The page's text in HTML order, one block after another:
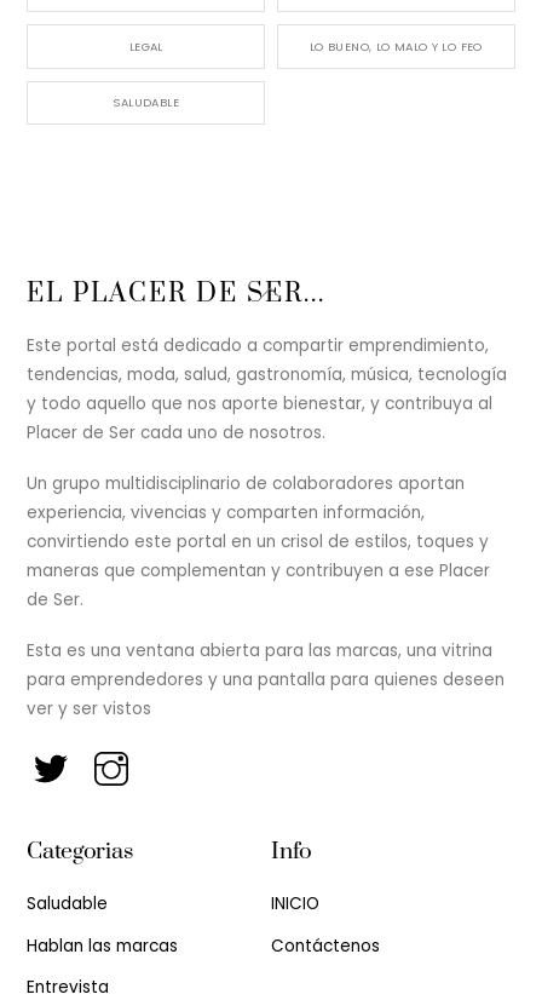
LEGAL LO BUENO, LO MALO Y LO FEO
SALUDABLE
Back
Top
EL PLACER DE SER...
Este portal está dedicado a compartir emprendimiento,
tendencias, moda, salud, gastronomía, música, tecnología
y todo aquello que nos aporte bienestar, y contribuya al
Placer de Ser cada uno de nosotros.
Un grupo multidisciplinario de colaboradores aportan
experiencia, vivencias y comparten información,
convirtiendo este portal en un crisol de estilos, toques y
maneras que complementan y contribuyen a ese Placer
de Ser.
Esta es una ventana abierta para las marcas, una vitrina
para emprendedores y una pantalla para quienes deseen
ver y ser vistos
Categorias
Saludable
Hablan las marcas
Entrevista
Info
INICIO
Contáctenos